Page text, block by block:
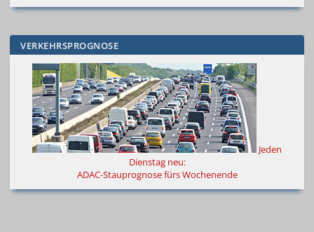
VERKEHRSPROGNOSE
Jeden
Dienstag neu:
ADAC-Stauprognose fürs Wochenende